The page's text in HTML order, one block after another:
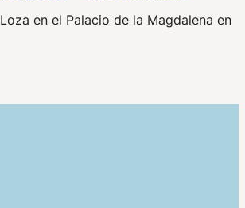
Loza en el Palacio de la Magdalena en